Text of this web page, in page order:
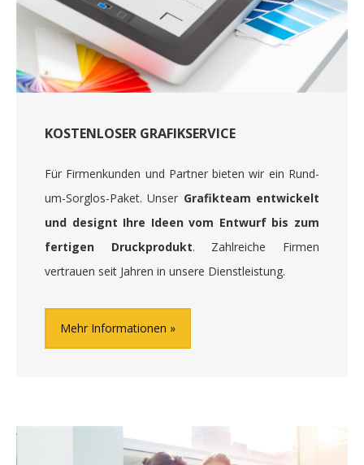
KOSTENLOSER GRAFIKSERVICE
Für Firmenkunden und Partner bieten wir ein Rund-
um-Sorglos-Paket. Unser Grafikteam entwickelt
und designt Ihre Ideen vom Entwurf bis zum
fertigen Druckprodukt. Zahlreiche Firmen
vertrauen seit Jahren in unsere Dienstleistung.
Mehr Informationen